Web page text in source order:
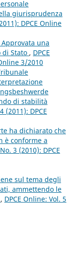
giurisprudenza
DPCE Online
Approvata una
di Stato , DPCE
3/2010
di stabilità
(2011): DPCE
ha dichiarato che
è conforme a
3 (2010): DPCE
sul tema degli
ammettendo le
, DPCE Online: Vol. 5